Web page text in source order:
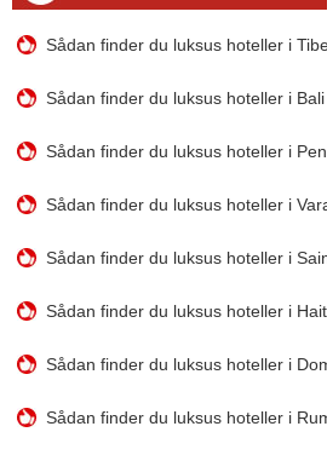
Sådan finder du luksus hoteller i
Sådan finder du luksus hoteller i Bali
Sådan finder du luksus hoteller i
Sådan finder du luksus hoteller i
Sådan finder du luksus hoteller i
Sådan finder du luksus hoteller i
Sådan finder du luksus hoteller i
Sådan finder du luksus hoteller i